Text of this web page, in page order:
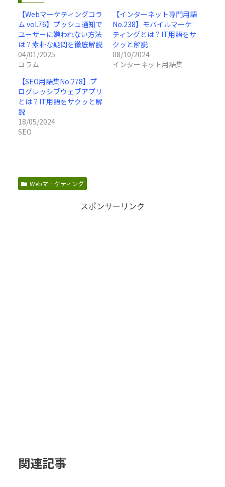
【Webマーケティングコラ
ム vol.76】プッシュ通知で
ユーザーに嫌われない方法
は？素朴な疑問を徹底解説
04/01/2025
コラム
【インターネット専門用語
No.238】モバイルマーケ
ティングとは？IT用語をサ
クッと解説
08/10/2024
インターネット用語集
【SEO用語集No.278】プ
ログレッシブウェブアプリ
とは？IT用語をサクッと解
説
18/05/2024
SEO
Webマーケティング
スポンサーリンク
関連記事